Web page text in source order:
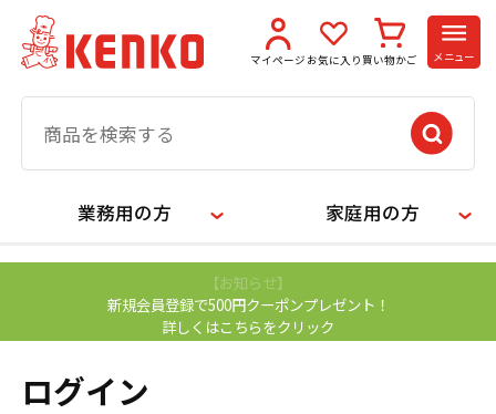
マイページ お気に入り 買い物かご メニュー
業務用の方 家庭用の方
【お知らせ】
新規会員登録で500円クーポンプレゼント！
詳しくはこちらをクリック
ログイン